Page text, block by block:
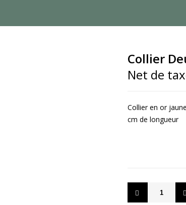
Collier
Net de
Collier en or
cm de longueur